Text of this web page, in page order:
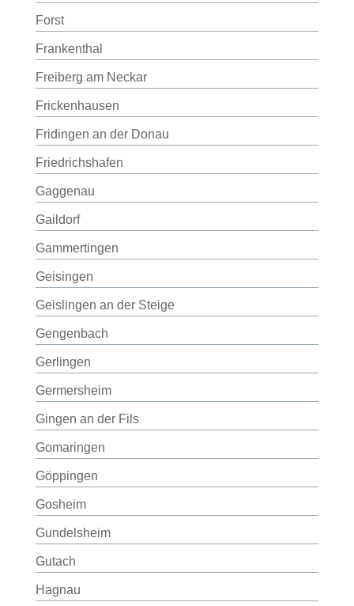
Forst
Frankenthal
Freiberg am Neckar
Frickenhausen
Fridingen an der Donau
Friedrichshafen
Gaggenau
Gaildorf
Gammertingen
Geisingen
Geislingen an der Steige
Gengenbach
Gerlingen
Germersheim
Gingen an der Fils
Gomaringen
Göppingen
Gosheim
Gundelsheim
Gutach
Hagnau